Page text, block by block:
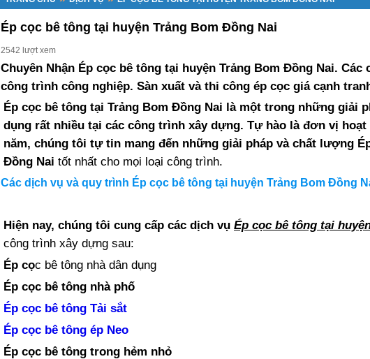
Ép cọc bê tông tại huyện Trảng Bom Đồng Nai
2542 lượt xem
Chuyên Nhận Ép cọc bê tông tại huyện Trảng Bom Đồng Nai.
công trình công nghiệp. Sàn xuất và thi công ép cọc giá cạnh
Ép cọc bê tông tại Trảng Bom Đồng Nai là một trong những giải
dụng rất nhiều tại các công trình xây dựng. Tự hào là đơn vị
năm, chúng tôi tự tin mang đến những giải pháp và chất lượng
Đồng Nai tốt nhất cho mọi loại công trình.
Các dịch vụ và quy trình Ép cọc bê tông tại huyện Trảng Bom Đồng
Hiện nay, chúng tôi cung cấp các dịch vụ Ép cọc bê tông tại
công trình xây dựng sau:
Ép cọc bê tông nhà dân dụng
Ép cọc bê tông nhà phố
Ép cọc bê tông Tải sắt
Ép cọc bê tông ép Neo
Ép cọc bê tông trong hẻm nhỏ